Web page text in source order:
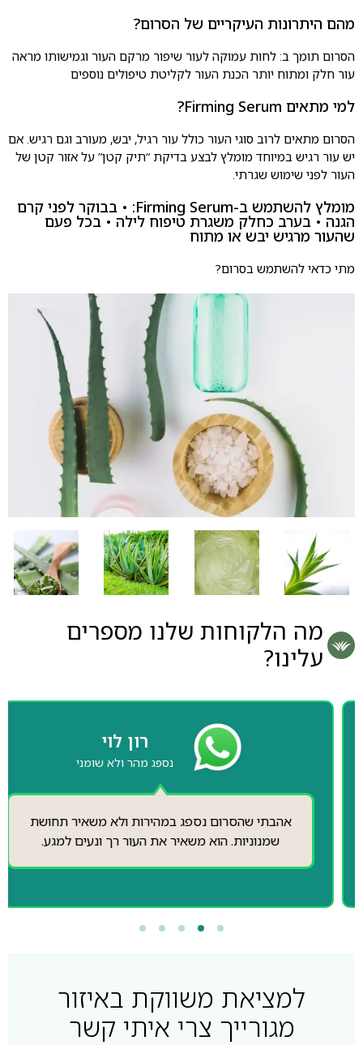
מהם היתרונות העיקריים של הסרום?
הסרום תומך ב: לחות עמוקה לעור שיפור מרקם העור וגמישותו מראה
עור חלק ומתוח יותר הכנת העור לקליטת טיפולים נוספים
למי מתאים Firming Serum?
הסרום מתאים לרוב סוגי העור כולל עור רגיל, יבש, מעורב וגם רגיש. אם
יש עור רגיש במיוחד מומלץ לבצע בדיקת “תיק קטן” על אזור קטן של
העור לפני שימוש שגרתי.
מומלץ להשתמש ב-Firming Serum: • בבוקר לפני קרם
הגנה • בערב כחלק משגרת טיפוח לילה • בכל פעם
שהעור מרגיש יבש או מתוח
מתי כדאי להשתמש בסרום?
מה הלקוחות שלנו מספרים
עלינו?
אהבתי שהסרום נספג במהירות ולא משאיר תחושת
שמנוניות. הוא משאיר את העור רך ונעים למגע.
רון לוי
נספג מהר ולא שומני
למציאת משווקת באיזור
מגורייך צרי איתי קשר